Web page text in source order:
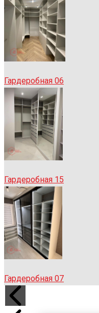
Гардеробная 06
Гардеробная 15
Гардеробная 07